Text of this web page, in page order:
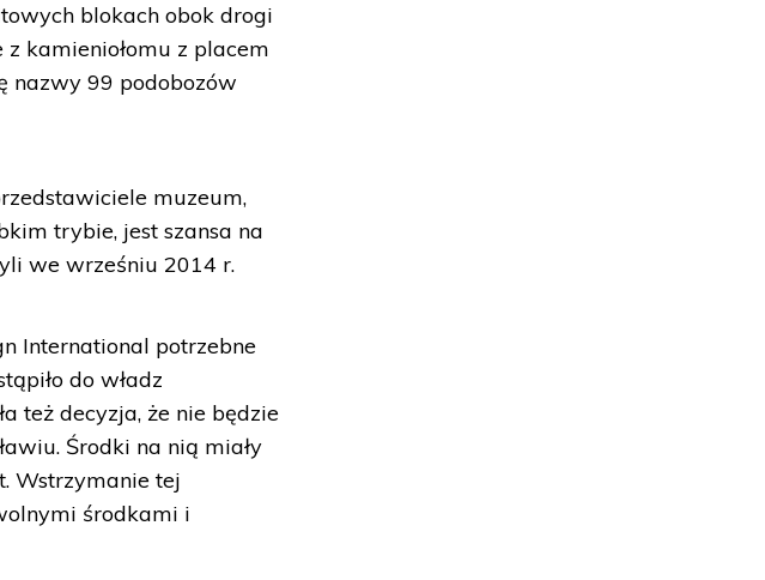
blokach obok drogi
kamieniołomu z placem
nazwy 99 podobozów
muzeum,
trybie, jest szansa na
we wrześniu 2014 r.
International potrzebne
do władz
też decyzja, że nie będzie
Środki na nią miały
Wstrzymanie tej
środkami i